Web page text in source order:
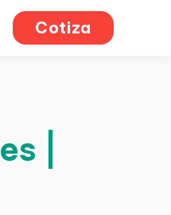
Cotiza
|